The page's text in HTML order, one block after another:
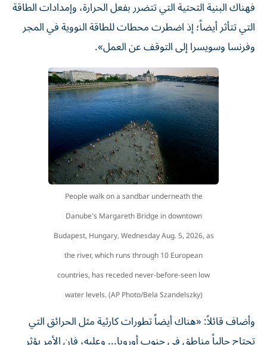
فهناك البنية التحتية التي تتضرر بفعل الحرارة، وإمدادات الطاقة
التي تتأثر أيضاً؛ إذ اضطرت محطات للطاقة النووية في المجر
وفرنسا وسويسرا إلى التوقف عن العمل».
People walk on a sandbar underneath the
Danube's Margareth Bridge in downtown
Budapest, Hungary, Wednesday Aug. 5, 2026, as
the river, which runs through 10 European
countries, has receded never-before-seen low
water levels. (AP Photo/Bela Szandelszky)
وأضاف قائلاً: «هناك أيضاً تطورات كارثية مثل الحرائق التي